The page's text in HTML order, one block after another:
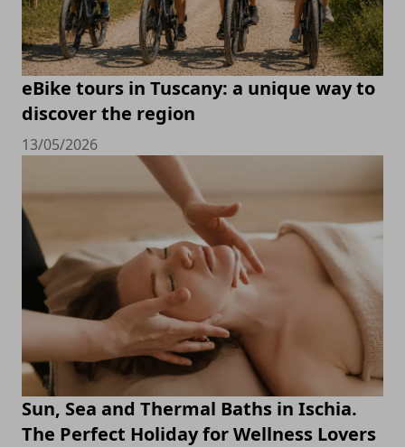
eBike tours in Tuscany: a unique way to
discover the region
13/05/2026
Sun, Sea and Thermal Baths in Ischia.
The Perfect Holiday for Wellness Lovers